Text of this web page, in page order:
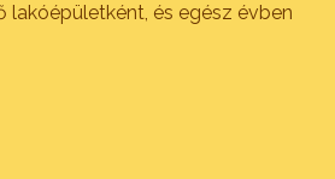
lakóépületként, és egész évben